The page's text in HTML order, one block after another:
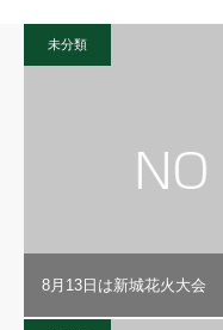
未分類
8月13日は新城花火大会